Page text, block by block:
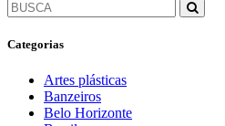
Categorias
Artes plásticas
Banzeiros
Belo Horizonte